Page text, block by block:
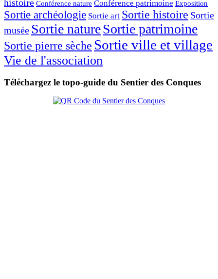
histoire Conférence nature Conférence patrimoine Exposition
Sortie archéologie Sortie art Sortie histoire Sortie
musée Sortie natureSortie patrimoine
Sortie pierre sèche Sortie ville et village
Vie de l'association
Téléchargez le topo-guide du Sentier des Conques